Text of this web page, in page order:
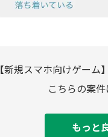
【新規スマホ向けゲー
こちらの案
もっと